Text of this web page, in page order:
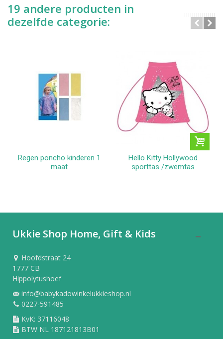
19 andere producten in
dezelfde categorie:
Regen poncho kinderen 1
maat
Hello Kitty Hollywood
sporttas /zwemtas
Ukkie Shop Home, Gift & Kids
Hoofdstraat 24
1777 CB
Hippolytushoef
info@babykadowinkelukkieshop.nl
0227-591485
KvK: 37116048
BTW NL 187121813B01